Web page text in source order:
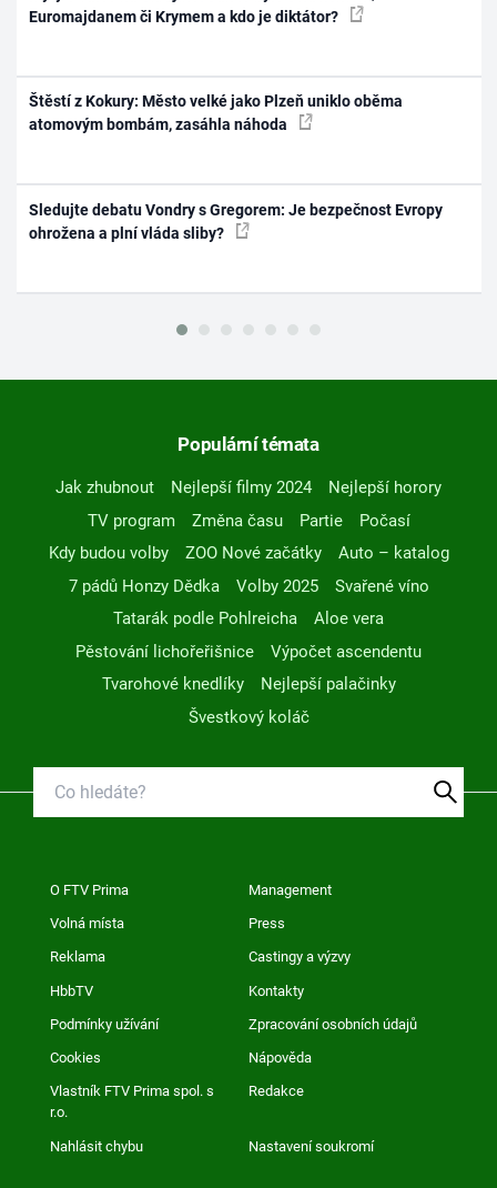
Euromajdanem či Krymem a kdo je diktátor?
Štěstí z Kokury: Město velké jako Plzeň uniklo oběma
atomovým bombám, zasáhla náhoda
Sledujte debatu Vondry s Gregorem: Je bezpečnost Evropy
ohrožena a plní vláda sliby?
Populární témata
Jak zhubnout Nejlepší filmy 2024
Nejlepší horory
TV program
Změna času Partie
Počasí
Kdy budou volby
ZOO Nové začátky
Auto – katalog
7 pádů Honzy Dědka
Volby 2025
Svařené víno
Tatarák podle Pohlreicha
Aloe vera
Pěstování lichořeřišnice
Výpočet ascendentu
Tvarohové knedlíky
Nejlepší palačinky
Švestkový koláč
O FTV Prima Management
Volná místa Press
Reklama Castingy a výzvy
HbbTV Kontakty
Podmínky užívání Zpracování osobních údajů
Cookies Nápověda
Vlastník FTV Prima spol. s
r.o.
Redakce
Nahlásit chybu Nastavení soukromí